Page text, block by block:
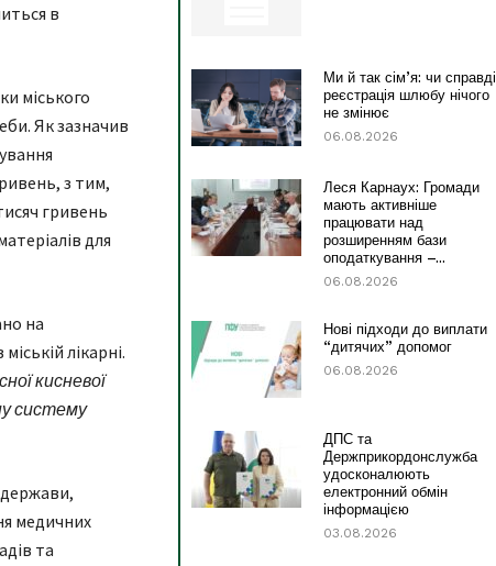
в
міського
Як зазначив
з тим,
гривень
для
на
лікарні.
кисневої
систему
медичних
та
Ми й так сім’я: чи справді
реєстрація шлюбу нічого
не змінює
06.08.2026
Леся Карнаух: Громади
мають активніше
працювати над
розширенням бази
оподаткування –...
06.08.2026
Нові підходи до виплати
“дитячих” допомог
06.08.2026
ДПС та
Держприкордонслужба
удосконалюють
електронний обмін
інформацією
03.08.2026